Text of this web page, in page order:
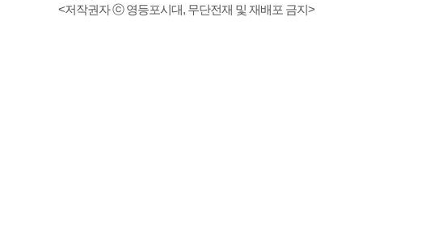
<저작권자 ⓒ 영등포시대, 무단전재 및 재배포 금지>